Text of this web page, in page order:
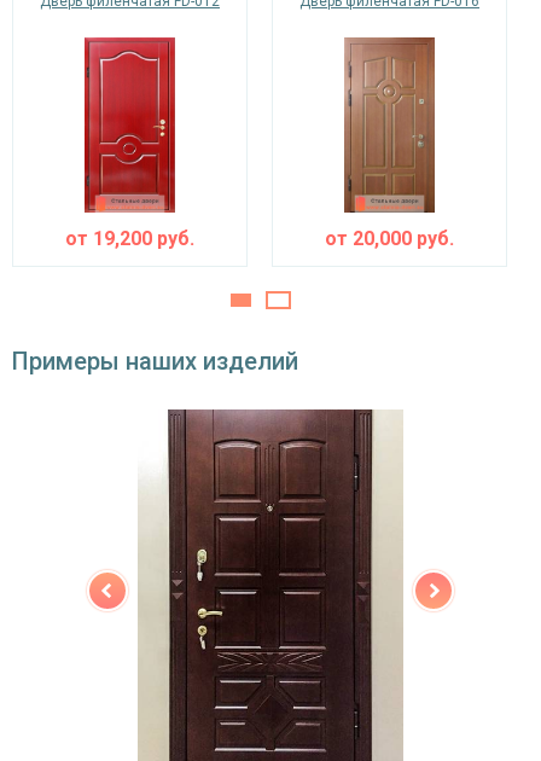
Противосъемные
устройства
Изоляционные материалы
Звуко- и
теплоизоляция
одинарный контур уплотнения,
минераловатная плита URSA или пенопласт
Особенности модели
наружное / внутреннее,
от 19,200 руб. от 20,000 руб.
Примеры наших изделий